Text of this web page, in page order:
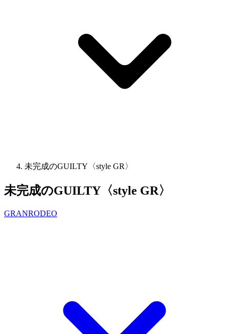
未完成のGUILTY〈style GR〉
未完成のGUILTY〈style GR〉
GRANRODEO